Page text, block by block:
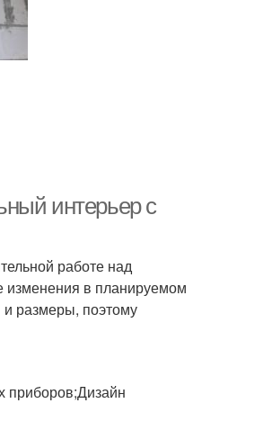
интерьер с
работе над
изменения в планируемом
размеры, поэтому
приборов;Дизайн